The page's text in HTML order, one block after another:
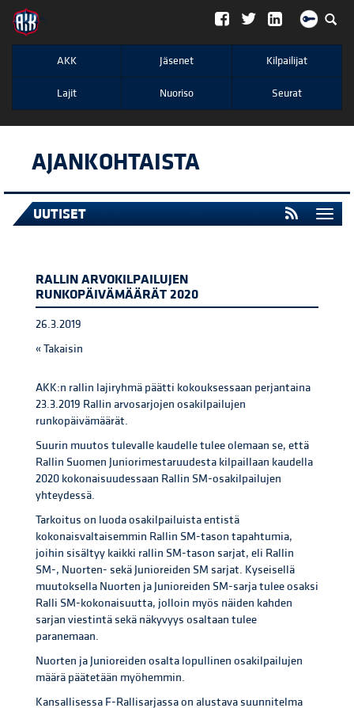
";
AKK Jäsenet Kilpailijat
Lajit Nuoriso Seurat
AJANKOHTAISTA
UUTISET
RALLIN ARVOKILPAILUJEN
RUNKOPÄIVÄMÄÄRÄT 2020
26.3.2019
« Takaisin
AKK:n rallin lajiryhmä päätti kokouksessaan perjantaina
23.3.2019 Rallin arvosarjojen osakilpailujen
runkopäivämäärät.
Suurin muutos tulevalle kaudelle tulee olemaan se, että
Rallin Suomen Juniorimestaruudesta kilpaillaan kaudella
2020 kokonaisuudessaan Rallin SM-osakilpailujen
yhteydessä.
Tarkoitus on luoda osakilpailuista entistä
kokonaisvaltaisemmin Rallin SM-tason tapahtumia,
joihin sisältyy kaikki rallin SM-tason sarjat, eli Rallin
SM-, Nuorten- sekä Junioreiden SM sarjat. Kyseisellä
muutoksella Nuorten ja Junioreiden SM-sarja tulee osaksi
Ralli SM-kokonaisuutta, jolloin myös näiden kahden
sarjan viestintä sekä näkyvyys osaltaan tulee
paranemaan.
Nuorten ja Junioreiden osalta lopullinen osakilpailujen
määrä päätetään myöhemmin.
Kansallisessa F-Rallisarjassa on alustava suunnitelma